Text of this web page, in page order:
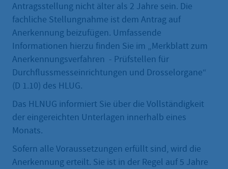
Antragsstellung nicht älter als 2 Jahre sein. Die
fachliche Stellungnahme ist dem Antrag auf
Anerkennung beizufügen. Umfassende
Informationen hierzu finden Sie im „Merkblatt zum
Anerkennungsverfahren - Prüfstellen für
Durchflussmesseinrichtungen und Drosselorgane“
(D 1.10) des HLUG.
Das HLNUG informiert Sie über die Vollständigkeit
der eingereichten Unterlagen innerhalb eines
Monats.
Sofern alle Voraussetzungen erfüllt sind, wird die
Anerkennung erteilt. Sie ist in der Regel auf 5 Jahre